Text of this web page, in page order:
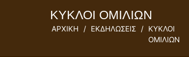
ΚΥΚΛΟΙ ΟΜΙΛΙΩΝ
ΑΡΧΙΚΗ / ΕΚΔΗΛΩΣΕΙΣ / ΚΥΚΛΟΙ
ΟΜΙΛΙΩΝ